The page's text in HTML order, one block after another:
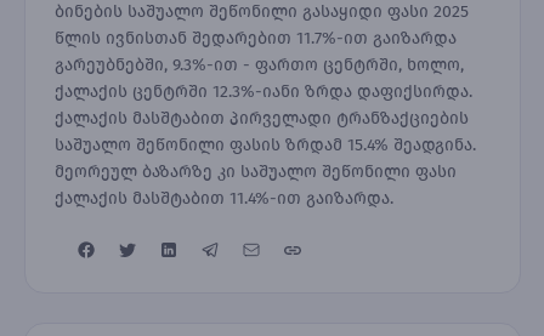
ბინების საშუალო შეწონილი გასაყიდი ფასი 2025
წლის ივნისთან შედარებით 11.7%-ით გაიზარდა
გარეუბნებში, 9.3%-ით - ფართო ცენტრში, ხოლო,
ქალაქის ცენტრში 12.3%-იანი ზრდა დაფიქსირდა.
ქალაქის მასშტაბით პირველადი ტრანზაქციების
საშუალო შეწონილი ფასის ზრდამ 15.4% შეადგინა.
მეორეულ ბაზარზე კი საშუალო შეწონილი ფასი
ქალაქის მასშტაბით 11.4%-ით გაიზარდა.